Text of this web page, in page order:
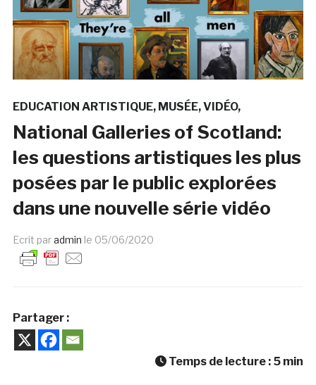
EDUCATION ARTISTIQUE MUSÉE VIDÉO
National Galleries of Scotland:
les questions artistiques les plus
posées par le public explorées
dans une nouvelle série vidéo
Ecrit paradmin le 05/06/2020
Partager :
Temps de lecture : 5 min